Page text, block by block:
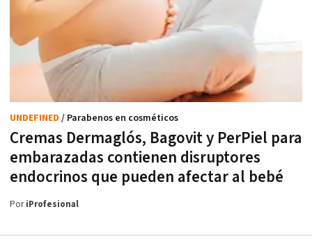
Cremas Dermaglós, Bagovit y PerPiel para
embarazadas contienen disruptores
endocrinos que pueden afectar al bebé
UNDEFINED / Parabenos en cosméticos
PoriProfesional